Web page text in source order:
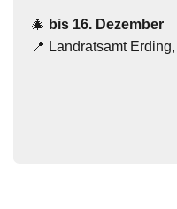
🎄 bis 16. Dezember
📍 Landratsamt Erding,